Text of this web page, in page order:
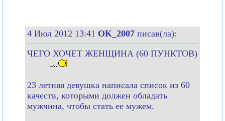
4 Июл 2012 13:41 OK_2007 писав(ла):
ЧЕГО ХОЧЕТ ЖЕНЩИНА (60 ПУНКТОВ)
23 летняя девушка написала список из 60
качеств, которыми должен обладать
мужчина, чтобы стать ее мужем.